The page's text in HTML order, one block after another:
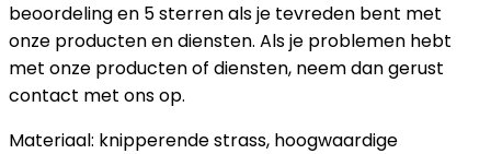
beoordeling en 5 sterren als je tevreden bent met
onze producten en diensten. Als je problemen hebt
met onze producten of diensten, neem dan gerust
contact met ons op.
Materiaal: knipperende strass, hoogwaardige